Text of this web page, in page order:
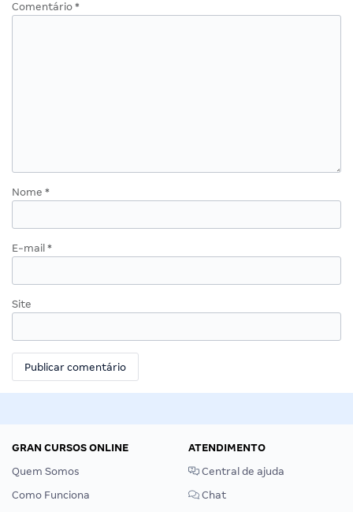
Comentário *
Nome *
E-mail *
Site
GRAN CURSOS ONLINE
Quem Somos
Como Funciona
ATENDIMENTO
Central de ajuda
Chat